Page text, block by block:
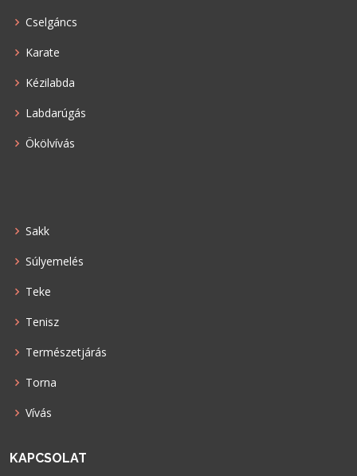
Cselgáncs
Karate
Kézilabda
Labdarúgás
Ökölvívás
Sakk
Súlyemelés
Teke
Tenisz
Természetjárás
Torna
Vívás
KAPCSOLAT